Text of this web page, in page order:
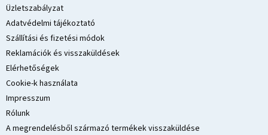
Üzletszabályzat
Adatvédelmi tájékoztató
Szállítási és fizetési módok
Reklamációk és visszaküldések
Elérhetőségek
Cookie-k használata
Impresszum
Rólunk
A megrendelésből származó termékek visszaküldése